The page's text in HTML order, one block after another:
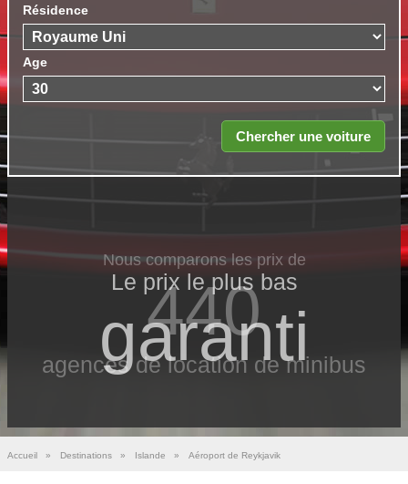
Résidence
Age
Nous comparons les prix de
440
agences de location de minibus
Le prix le​ plus bas
garanti
Accueil » Destinations » Islande » Aéroport de Reykjavik